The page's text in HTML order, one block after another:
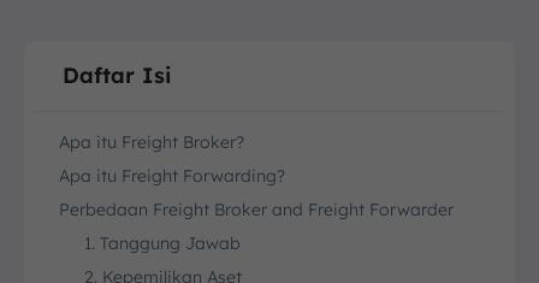
Daftar Isi
Apa itu Freight Broker?
Apa itu Freight Forwarding?
Perbedaan Freight Broker and Freight Forwarder
1. Tanggung Jawab
2. Kepemilikan Aset